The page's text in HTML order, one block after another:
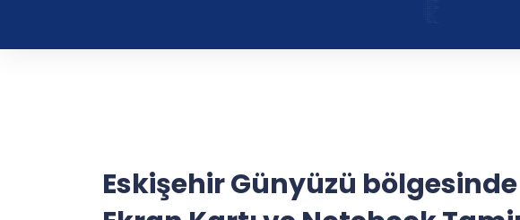
Eskişehir Günyüzü